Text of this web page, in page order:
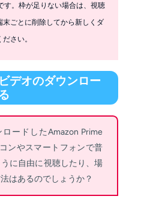
す。枠が足りない場合は、視聴
末ごとに削除してから新しくダ
さい。
デオのダウンロー
ードしたAmazon Prime
ンやスマートフォンで普
に自由に視聴したり、場
はあるのでしょうか？